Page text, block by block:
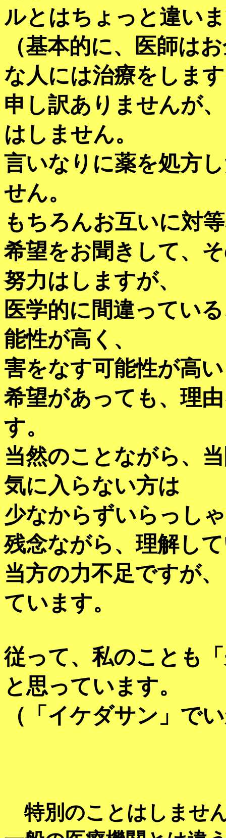
ルとはちょっと違い
（基本的に、医師は
な人には治療をしま
申し訳ありませんが
はしません。
言いなりに薬を処方
せん。
もちろんお互いに対
希望をお聞きして、
努力はしますが、
医学的に間違ってい
能性が高く、
害をなす可能性が高
希望があっても、理
す。
当然のことながら、
気に入らない方は
少なからずいらっし
残念ながら、理解し
当方の力不足ですが
ています。
従って、私のことも
と思っています。
（「イケダサン」で
特別のことはしませ